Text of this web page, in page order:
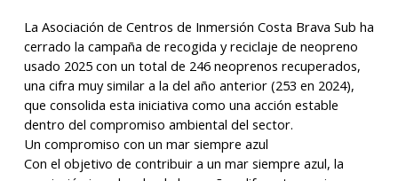
La Asociación de Centros de Inmersión Costa Brava Sub ha
cerrado la campaña de recogida y reciclaje de neopreno
usado 2025 con un total de 246 neoprenos recuperados,
una cifra muy similar a la del año anterior (253 en 2024),
que consolida esta iniciativa como una acción estable
dentro del compromiso ambiental del sector.
Un compromiso con un mar siempre azul
Con el objetivo de contribuir a un mar siempre azul, la